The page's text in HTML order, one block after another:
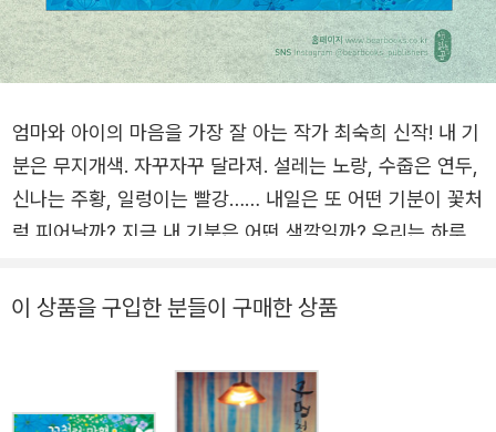
엄마와 아이의 마음을 가장 잘 아는 작가 최숙희 신작! 내 기
분은 무지개색. 자꾸자꾸 달라져. 설레는 노랑, 수줍은 연두,
신나는 주황, 일렁이는 빨강…… 내일은 또 어떤 기분이 꽃처
럼 피어날까? 지금 내 기분은 어떤 색깔일까? 우리는 하루에
갑니다. 그 감정들을 알아차리고 표현하기란 어른에게도 결
들에게는 더더욱 그럴 테지요. 아이들이 “너 왜 그래?”라는
질문에 눈물부터 왈칵 쏟거나 “몰라!”로 일관하거나 거친 행
이 상품을 구입한 분들이 구매한 상품